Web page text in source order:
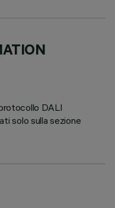
DALI
solo sulla sezione